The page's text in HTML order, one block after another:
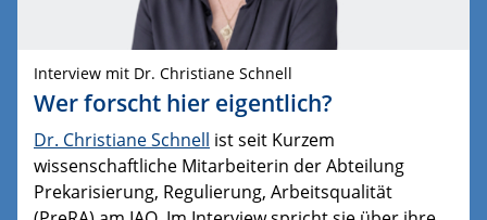
Interview mit Dr. Christiane Schnell
Wer forscht hier eigentlich?
Dr. Christiane Schnell ist seit Kurzem
wissenschaftliche Mitarbeiterin der Abteilung
Prekarisierung, Regulierung, Arbeitsqualität